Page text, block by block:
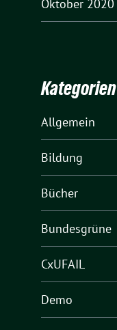
Oktober 2020
Kategorien
Allgemein
Bildung
Bücher
Bundesgrüne
CxUFAIL
Demo